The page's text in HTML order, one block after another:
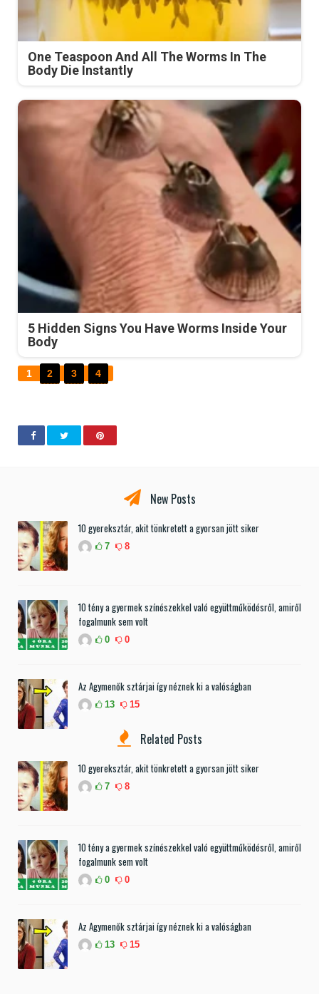
One Teaspoon And All The Worms In The
Body Die Instantly
5 Hidden Signs You Have Worms Inside Your
Body
1 2 3 4
New Posts
10 gyereksztár, akit tönkretett a gyorsan jött siker
7 8
10 tény a gyermek színészekkel való együttműködésről, amiről
fogalmunk sem volt
0 0
Az Agymenők sztárjai így néznek ki a valóságban
13 15
Related Posts
10 gyereksztár, akit tönkretett a gyorsan jött siker
7 8
10 tény a gyermek színészekkel való együttműködésről, amiről
fogalmunk sem volt
0 0
Az Agymenők sztárjai így néznek ki a valóságban
13 15